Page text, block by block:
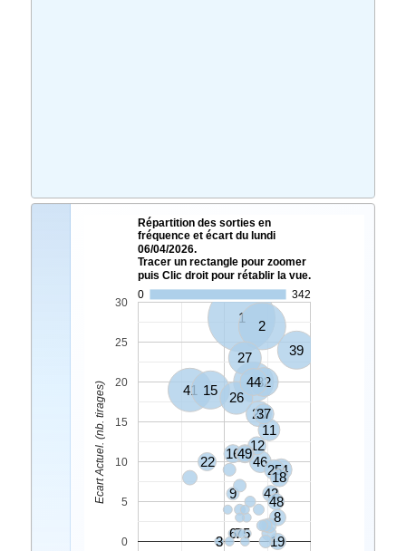
Répartition des sorties en
fréquence et écart du lundi
06/04/2026.
Tracer un rectangle pour zoomer
puis Clic droit pour rétablir la vue.
0
342
1
2
41
4
15
39
26
27
32
44
20
11
14
46
25
37
12
16
18
22
40
8
19
42
48
49
9
3
5
67
0
5
10
15
20
25
30
Ecart Actuel. (nb. tirages)